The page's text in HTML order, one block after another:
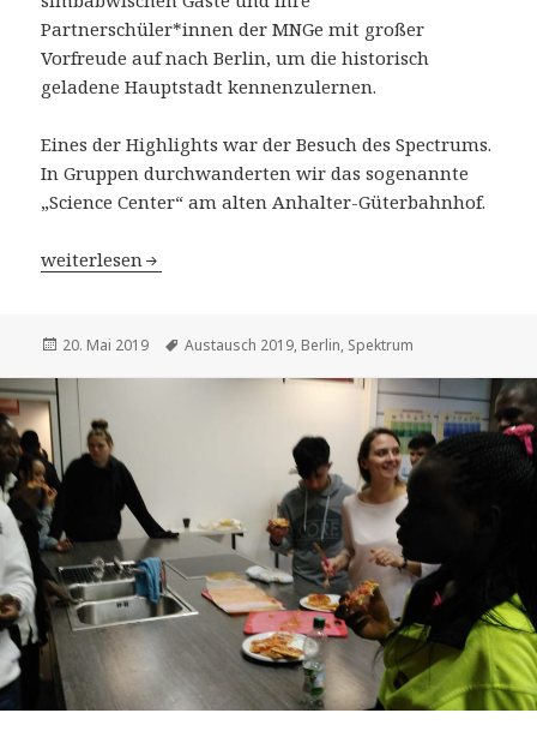
Partnerschüler*innen der MNGe mit großer
Vorfreude auf nach Berlin, um die historisch
geladene Hauptstadt kennenzulernen.
Eines der Highlights war der Besuch des Spectrums.
In Gruppen durchwanderten wir das sogenannte
„Science Center“ am alten Anhalter-Güterbahnhof.
Nkululeko goes Berlin
weiterlesen
Veröffentlicht
20. Mai 2019 Schlagwörter
Austausch 2019, Berlin, Spektrum